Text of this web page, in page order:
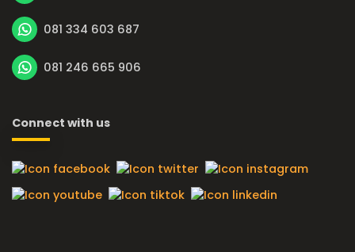
081 334 603 687
081 246 665 906
Connect with us